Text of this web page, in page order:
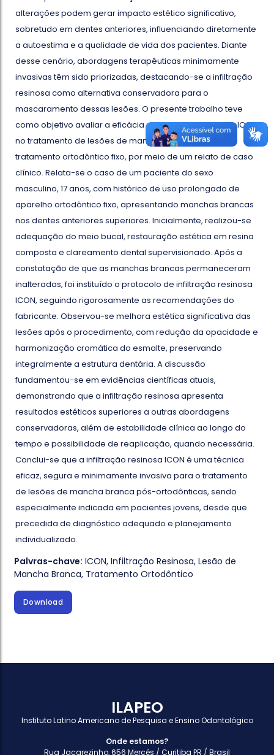
alterações podem gerar impacto estético significativo,
sobretudo em dentes anteriores, influenciando diretamente
a autoestima e a qualidade de vida dos pacientes. Diante
desse cenário, abordagens terapêuticas minimamente
invasivas têm sido priorizadas, destacando-se a infiltração
resinosa como alternativa conservadora para o
mascaramento dessas lesões. O presente trabalho teve
como objetivo avaliar a eficácia da infiltração resinosa ICON
no tratamento de lesões de mancha branca após
tratamento ortodôntico fixo, por meio de um relato de caso
clínico. Relata-se o caso de um paciente do sexo
masculino, 17 anos, com histórico de uso prolongado de
aparelho ortodôntico fixo, apresentando manchas brancas
nos dentes anteriores superiores. Inicialmente, realizou-se
adequação do meio bucal, restauração estética em resina
composta e clareamento dental supervisionado. Após a
constatação de que as manchas brancas permaneceram
inalteradas, foi instituído o protocolo de infiltração resinosa
ICON, seguindo rigorosamente as recomendações do
fabricante. Observou-se melhora estética significativa das
lesões após o procedimento, com redução da opacidade e
harmonização cromática do esmalte, preservando
integralmente a estrutura dentária. A discussão
fundamentou-se em evidências científicas atuais,
demonstrando que a infiltração resinosa apresenta
resultados estéticos superiores a outras abordagens
conservadoras, além de estabilidade clínica ao longo do
tempo e possibilidade de reaplicação, quando necessária.
Conclui-se que a infiltração resinosa ICON é uma técnica
eficaz, segura e minimamente invasiva para o tratamento
de lesões de mancha branca pós-ortodônticas, sendo
especialmente indicada em pacientes jovens, desde que
precedida de diagnóstico adequado e planejamento
individualizado.
Palvras-chave: ICON,Infiltração Resinosa,Lesão de
Mancha Branca, Tratamento Ortodôntico
Download
ILAPEO
Instituto Latino Americano de Pesquisa e Ensino Odontológico
Onde estamos?
Rua Jacarezinho, 656 Mercês / Curitiba PR / Brasil